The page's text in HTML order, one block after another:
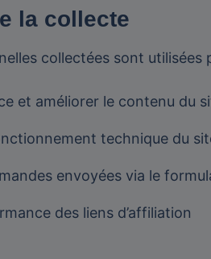
la collecte
collectées sont utilisées
et améliorer le contenu du
technique du
envoyées via le
des liens d’affiliation